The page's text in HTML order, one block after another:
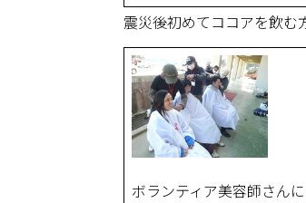
震災後初めてココアを飲む
ボランティア美容師さん